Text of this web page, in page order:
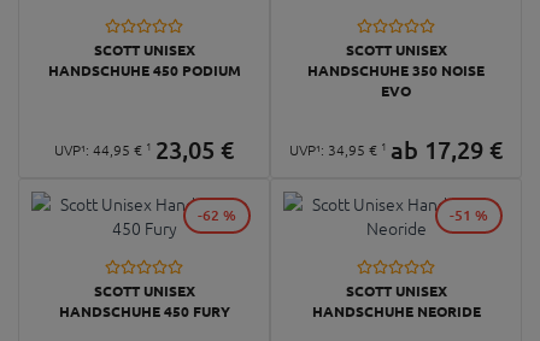
SCOTT UNISEX
HANDSCHUHE 450 PODIUM
UVP¹: 44, 95 € 1 23,05 €
SCOTT UNISEX
HANDSCHUHE 350 NOISE
EVO
UVP¹: 34, 95 € 1 ab 17,29€
SCOTT UNISEX
HANDSCHUHE 450 FURY
-62 %
SCOTT UNISEX
HANDSCHUHE NEORIDE
-51 %